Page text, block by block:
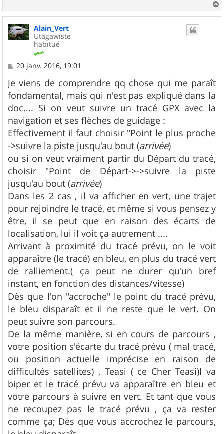
a
Alain_Vert
Utagawiste
habitué
M
s
s
a
g
e
20 janv. 2016, 19:01
Je viens de comprendre qq chose qui me paraît
fondamental, mais qui n'est pas expliqué dans la
doc.... Si on veut suivre un tracé GPX avec la
navigation et ses flèches de guidage :
Effectivement il faut choisir "Point le plus proche
->suivre la piste jusqu'au bout (arrivée)
ou si on veut vraiment partir du Départ du tracé,
choisir "Point de Départ->->suivre la piste
jusqu'au bout (arrivée)
Dans les 2 cas , il va afficher en vert, une trajet
pour rejoindre le tracé, et même si vous pensez y
être, il se peut que en raison des écarts de
localisation, lui il voit ça autrement ....
Arrivant à proximité du tracé prévu, on le voit
apparaître (le tracé) en bleu, en plus du tracé vert
de ralliement.( ça peut ne durer qu'un bref
instant, en fonction des distances/vitesse)
Dès que l'on "accroche" le point du tracé prévu,
le bleu disparaît et il ne reste que le vert. On
peut suivre son parcours.
De la même manière, si en cours de parcours ,
votre position s'écarte du tracé prévu ( mal tracé,
ou position actuelle imprécise en raison de
difficultés satellites) , Teasi ( ce Cher Teasi)l va
biper et le tracé prévu va apparaître en bleu et
votre parcours à suivre en vert. Et tant que vous
ne recoupez pas le tracé prévu , ça va rester
comme ça; Dès que vous accrochez le parcours,